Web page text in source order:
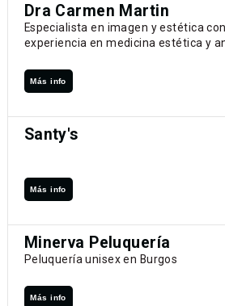
Dra Carmen Martin
Especialista en imagen y estética
experiencia en medicina estética y
Más info
Santy's
Más info
Minerva Peluquería
Peluquería unisex en Burgos
Más info